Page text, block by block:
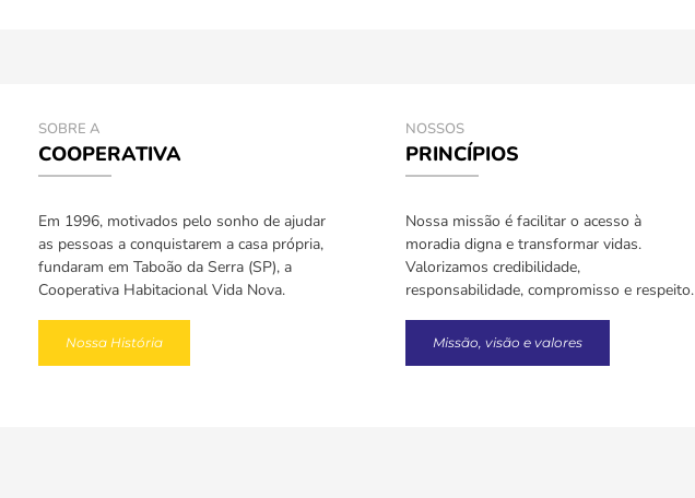
SOBRE A
COOPERATIVA
Em 1996, motivados pelo sonho de ajudar
as pessoas a conquistarem a casa própria,
fundaram em Taboão da Serra (SP), a
Cooperativa Habitacional Vida Nova.
Nossa História
NOSSOS
PRINCÍPIOS
Nossa missão é facilitar o acesso à
moradia digna e transformar vidas.
Valorizamos credibilidade,
responsabilidade, compromisso e respeito.
Missão, visão e valores